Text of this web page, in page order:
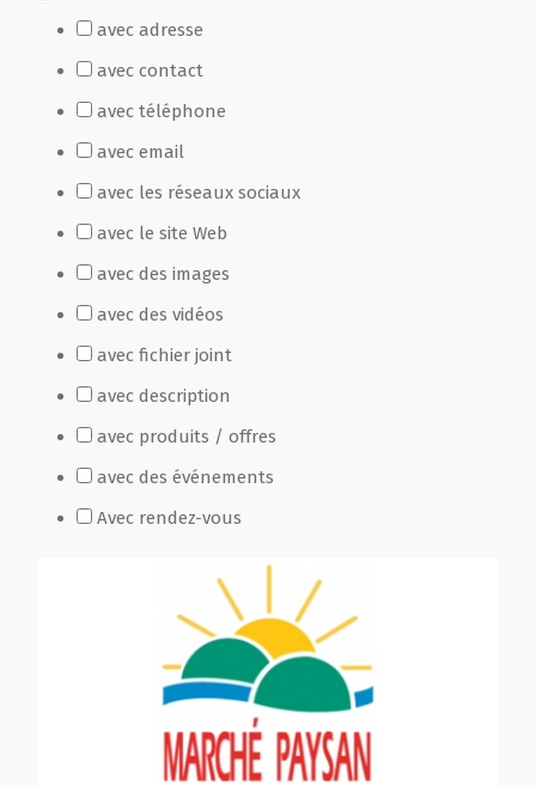
avec adresse
avec contact
avec téléphone
avec email
avec les réseaux sociaux
avec le site Web
avec des images
avec des vidéos
avec fichier joint
avec description
avec produits / offres
avec des événements
Avec rendez-vous
Fête Marché Paysan
Partenaires